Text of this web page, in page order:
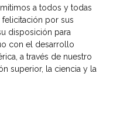
a todos y todas
felicitación por sus
disposición para
con el desarrollo
a través de nuestro
superior, la ciencia y la